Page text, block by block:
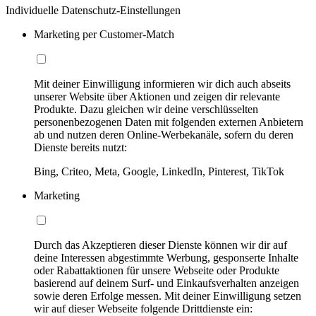
Individuelle Datenschutz-Einstellungen
Marketing per Customer-Match
Mit deiner Einwilligung informieren wir dich auch abseits
unserer Website über Aktionen und zeigen dir relevante
Produkte. Dazu gleichen wir deine verschlüsselten
personenbezogenen Daten mit folgenden externen Anbietern
ab und nutzen deren Online-Werbekanäle, sofern du deren
Dienste bereits nutzt:
Bing, Criteo, Meta, Google, LinkedIn, Pinterest, TikTok
Marketing
Durch das Akzeptieren dieser Dienste können wir dir auf
deine Interessen abgestimmte Werbung, gesponserte Inhalte
oder Rabattaktionen für unsere Webseite oder Produkte
basierend auf deinem Surf- und Einkaufsverhalten anzeigen
sowie deren Erfolge messen. Mit deiner Einwilligung setzen
wir auf dieser Webseite folgende Drittdienste ein: